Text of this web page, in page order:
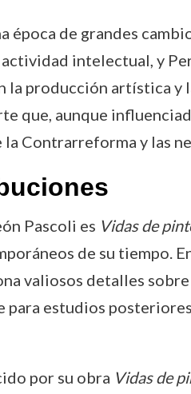
época de grandes
intelectual, y
producción artística y
que, aunque
Contrarreforma y las
Pascoli es Vidas de
de su tiempo.
valiosos detalles
estudios
por su obra Vidas de